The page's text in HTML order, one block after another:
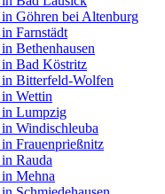
Göhren bei Altenburg
Farnstädt
Bethenhausen
in Bad Köstritz
Bitterfeld-Wolfen
Wettin
in Lumpzig
Windischleuba
Frauenprießnitz
Rauda
Mehna